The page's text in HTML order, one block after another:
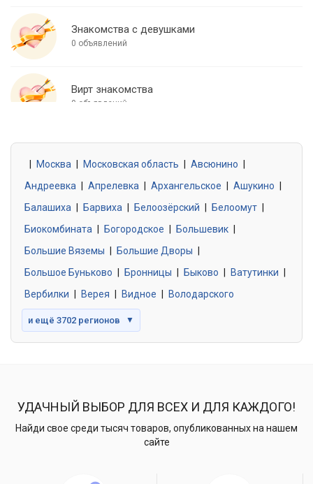
Знакомства с девушками
0 объявлений
Вирт знакомства
0 объявлений
0 объявлений
Знакомства без обязательств
0 объявлений
Москва Московская область Авсюнино
Андреевка
Апрелевка Архангельское Ашукино
Балашиха
Барвиха Белоозёрский Белоомут
Биокомбината
Богородское Большевик
Большие Вяземы
Большие Дворы
Большое Буньково
Бронницы Быково Ватутинки
Вербилки
Верея Видное Володарского
и ещё 3702 регионов ▼
УДАЧНЫЙ ВЫБОР ДЛЯ ВСЕХ И ДЛЯ КАЖДОГО!
Найди свое среди тысяч товаров, опубликованных на нашем
сайте